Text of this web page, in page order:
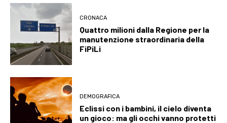
CRONACA
Quattro milioni dalla Regione per la
manutenzione straordinaria della
FiPiLi
DEMOGRAFICA
Eclissi con i bambini, il cielo diventa
un gioco: ma gli occhi vanno protetti